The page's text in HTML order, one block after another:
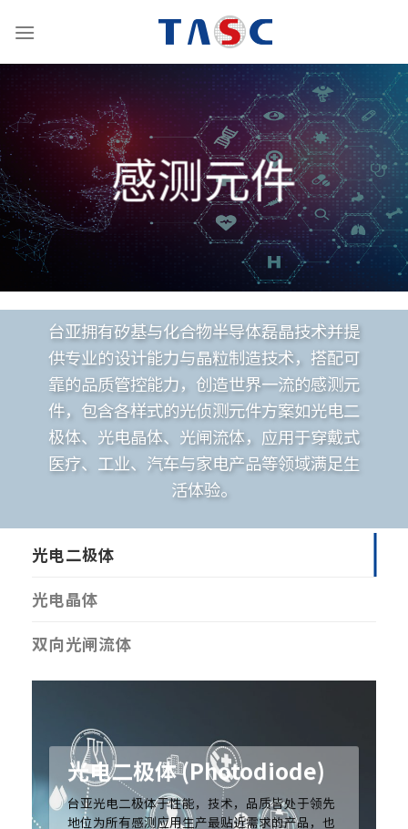
感测元件
台亚拥有矽基与化合物半导体磊晶技术并提
供专业的设计能力与晶粒制造技术，搭配可
靠的品质管控能力，创造世界一流的感测元
件，包含各样式的光侦测元件方案如光电二
极体、光电晶体、光闸流体，应用于穿戴式
医疗、工业、汽车与家电产品等领域满足生
活体验。
光电二极体
光电晶体
双向光闸流体
光电二极体 (Photodiode)
台亚光电二极体于性能，技术，品质皆处于领先
地位为所有感测应用生产最贴近需求的产品，也